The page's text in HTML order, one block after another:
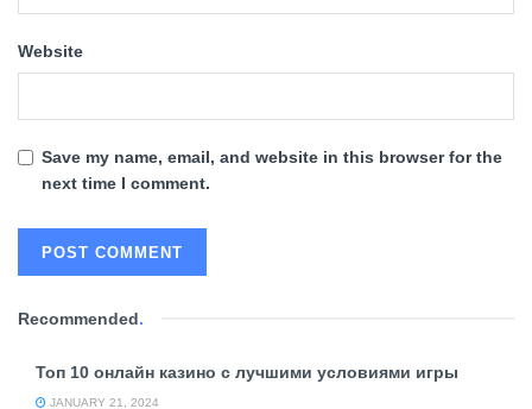
Website
Save my name, email, and website in this browser for the
next time I comment.
Recommended.
Топ 10 онлайн казино с лучшими условиями игры
JANUARY 21, 2024